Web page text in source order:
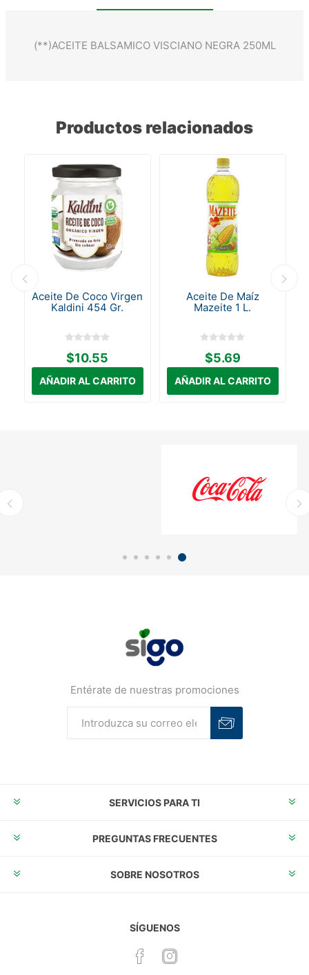
(**)ACEITE BALSAMICO VISCIANO NEGRA 250ML
Productos relacionados
Aceite De Coco Virgen
Kaldini 454 Gr.
$10.55
Aceite De Maíz
Mazeite 1 L.
$5.69
Entérate de nuestras promociones
SERVICIOS PARA TI
PREGUNTAS FRECUENTES
SOBRE NOSOTROS
SÍGUENOS